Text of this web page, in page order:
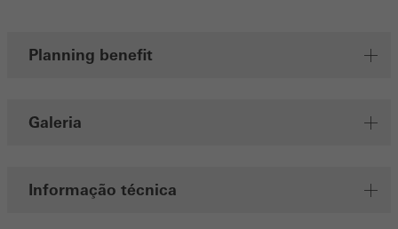
Planning benefit
Galeria
Informação técnica